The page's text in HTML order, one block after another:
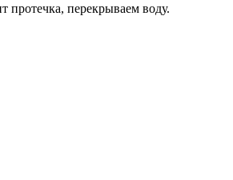
протечка, перекрываем воду.